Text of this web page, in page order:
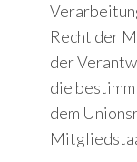
Recht der
der
die
dem